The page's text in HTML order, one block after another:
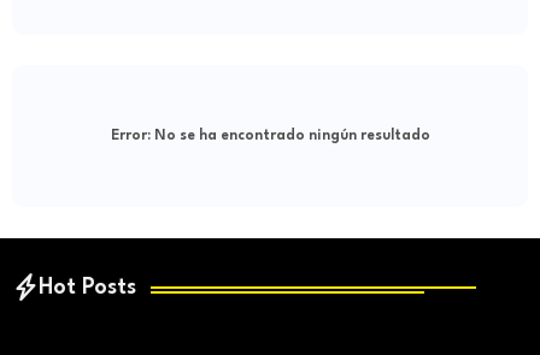
Error:No se ha encontrado ningún resultado
Hot Posts